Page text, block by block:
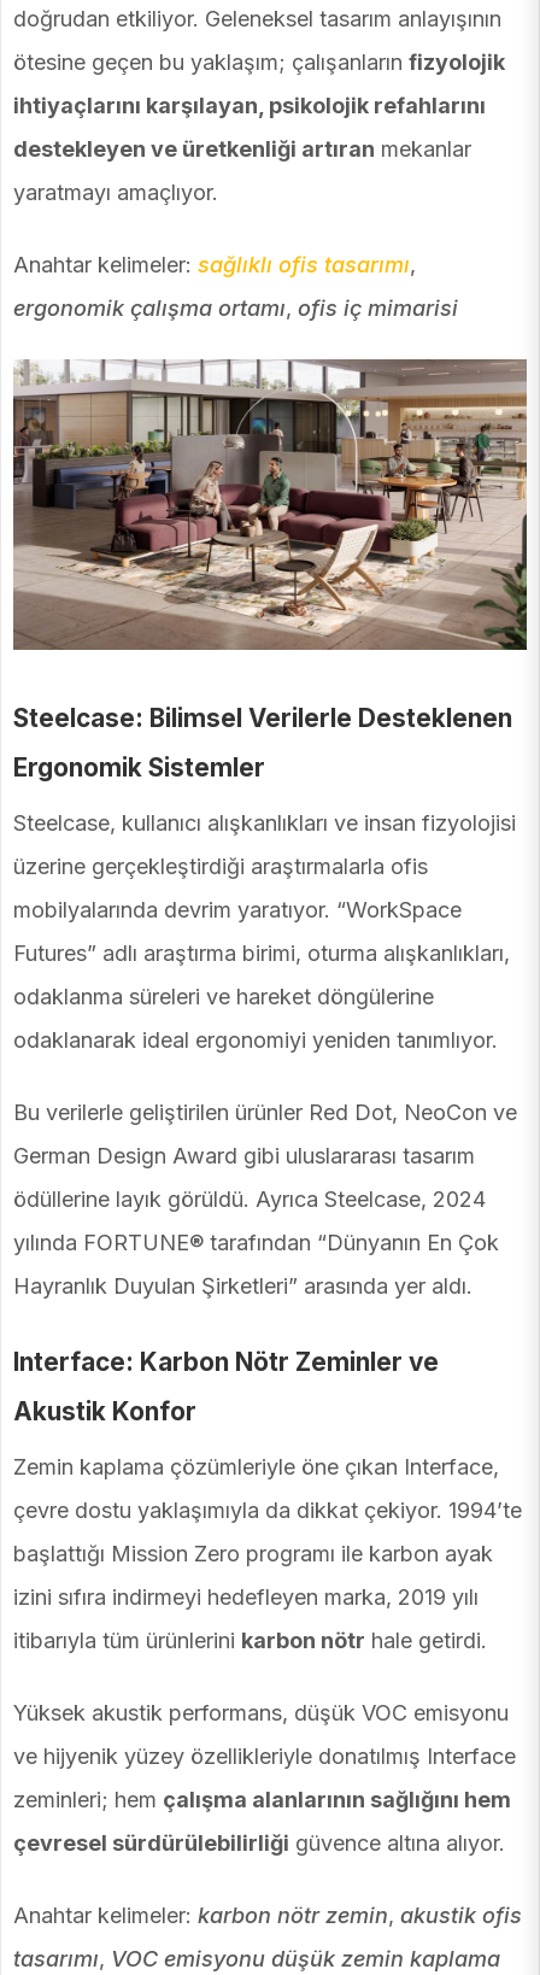
doğrudan etkiliyor. Geleneksel tasarım anlayışının
ötesine geçen bu yaklaşım; çalışanların fizyolojik
ihtiyaçlarını karşılayan, psikolojik refahlarını
destekleyen ve üretkenliği artıran mekanlar
yaratmayı amaçlıyor.
Anahtar kelimeler: sağlıklı ofis tasarımı,
ergonomik çalışma ortamı, ofis iç mimarisi
Steelcase: Bilimsel Verilerle Desteklenen
Ergonomik Sistemler
Steelcase, kullanıcı alışkanlıkları ve insan fizyolojisi
üzerine gerçekleştirdiği araştırmalarla ofis
mobilyalarında devrim yaratıyor. “WorkSpace
Futures” adlı araştırma birimi, oturma alışkanlıkları,
odaklanma süreleri ve hareket döngülerine
odaklanarak ideal ergonomiyi yeniden tanımlıyor.
Bu verilerle geliştirilen ürünler Red Dot, NeoCon ve
German Design Award gibi uluslararası tasarım
ödüllerine layık görüldü. Ayrıca Steelcase, 2024
yılında FORTUNE® tarafından “Dünyanın En Çok
Hayranlık Duyulan Şirketleri” arasında yer aldı.
Interface: Karbon Nötr Zeminler ve
Akustik Konfor
Zemin kaplama çözümleriyle öne çıkan Interface,
çevre dostu yaklaşımıyla da dikkat çekiyor. 1994’te
başlattığı Mission Zero programı ile karbon ayak
izini sıfıra indirmeyi hedefleyen marka, 2019 yılı
itibarıyla tüm ürünlerini karbon nötr hale getirdi.
Yüksek akustik performans, düşük VOC emisyonu
ve hijyenik yüzey özellikleriyle donatılmış Interface
zeminleri; hem çalışma alanlarının sağlığını hem
çevresel sürdürülebilirliği güvence altına alıyor.
Anahtar kelimeler: karbon nötr zemin, akustik ofis
tasarımı, VOC emisyonu düşük zemin kaplama